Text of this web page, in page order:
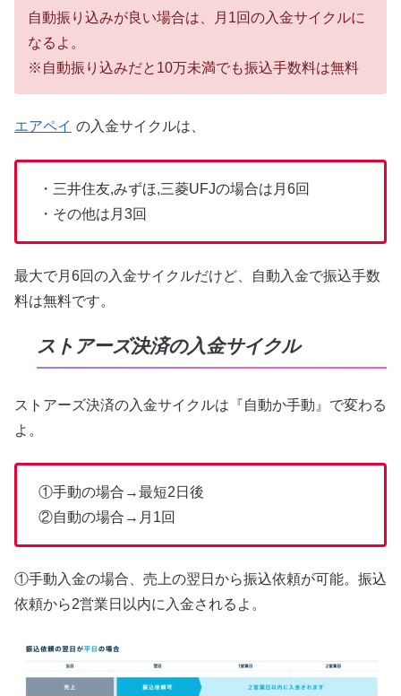
自動振り込みが良い場合は、月1回の入金サイクルに
なるよ。
※自動振り込みだと10万未満でも振込手数料は無料
エアペイ の入金サイクルは、
・三井住友,みずほ,三菱UFJの場合は月6回
・その他は月3回
最大で月6回の入金サイクルだけど、自動入金で振込手数
料は無料です。
ストアーズ決済の入金サイクル
ストアーズ決済の入金サイクルは『自動か手動』で変わる
よ。
①手動の場合→最短2日後
②自動の場合→月1回
①手動入金の場合、売上の翌日から振込依頼が可能。振込
依頼から2営業日以内に入金されるよ。